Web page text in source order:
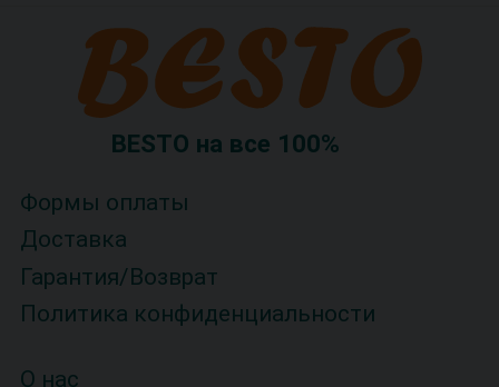
BESTO на все 100%
Формы оплаты
Доставка
Гарантия/Возврат
Политика конфиденциальности
О нас